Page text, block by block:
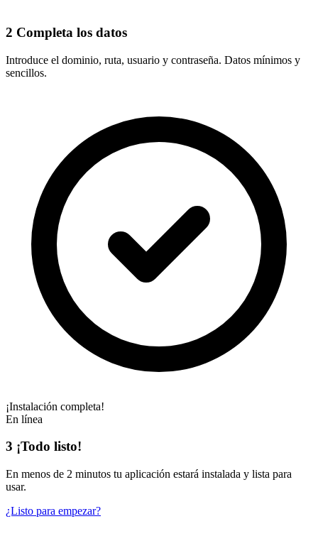
2 Completa los datos
Introduce el dominio, ruta, usuario y contraseña. Datos mínimos y
sencillos.
¡Instalación completa!
En línea
3 ¡Todo listo!
En menos de 2 minutos tu aplicación estará instalada y lista para
usar.
¿Listo para empezar?